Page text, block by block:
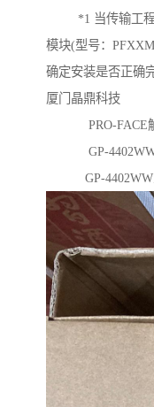
*1 当传输工程
模块(型号：
确定安装是否正确
厦门晶鼎科技
PRO-FACE触
GP-4402WW
GP-4402WW